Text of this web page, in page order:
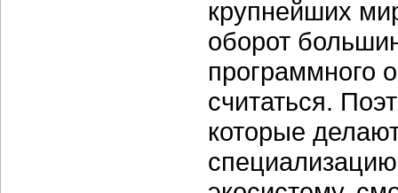
крупнейших
оборот
программного
считаться.
которые